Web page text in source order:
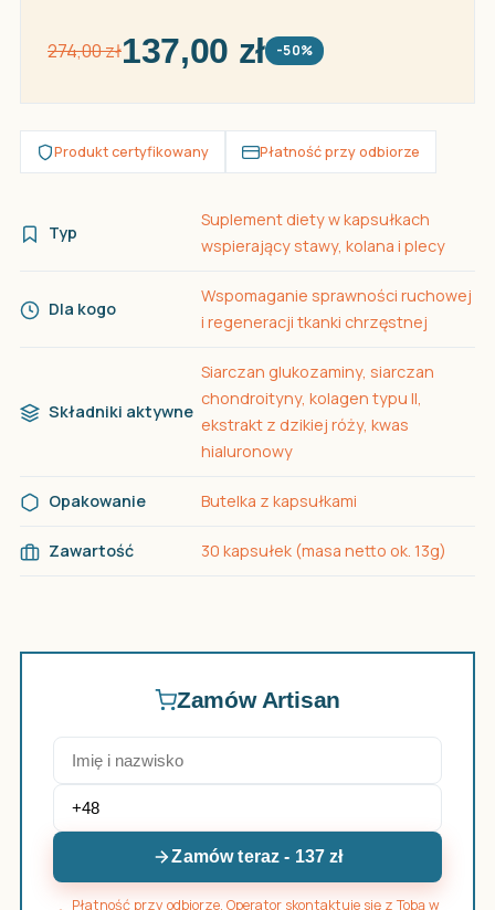
274,00 zł137,00 zł -50%
Produkt certyfikowany Płatność przy odbiorze
Typ
Suplement diety w kapsułkach
wspierający stawy, kolana i plecy
Dla kogo
Wspomaganie sprawności ruchowej
i regeneracji tkanki chrzęstnej
Składniki aktywne
Siarczan glukozaminy, siarczan
chondroityny, kolagen typu II,
ekstrakt z dzikiej róży, kwas
hialuronowy
Opakowanie Butelka z kapsułkami
Zawartość 30 kapsułek (masa netto ok. 13g)
Zamów Artisan
Zamów teraz - 137 zł
Płatność przy odbiorze. Operator skontaktuje się z Tobą w